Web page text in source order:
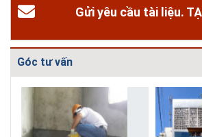
Gửi yêu cầu tài liệu.
Góc tư vấn